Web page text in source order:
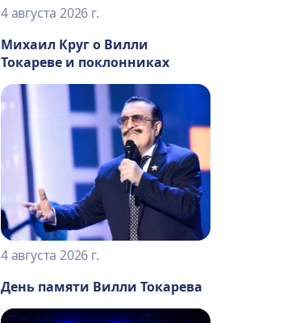
4 августа 2026 г.
Михаил Круг о Вилли
Токареве и поклонниках
4 августа 2026 г.
День памяти Вилли Токарева